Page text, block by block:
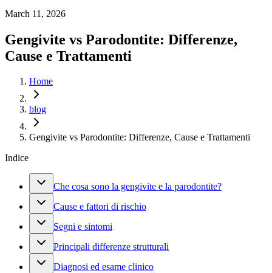
March 11, 2026
Gengivite vs Parodontite: Differenze,
Cause e Trattamenti
Home
blog
Gengivite vs Parodontite: Differenze, Cause e Trattamenti
Indice
Che cosa sono la gengivite e la parodontite?
Cause e fattori di rischio
Segni e sintomi
Principali differenze strutturali
Diagnosi ed esame clinico